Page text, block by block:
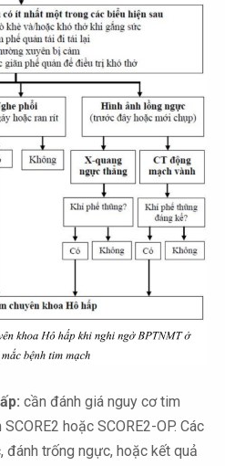
cần đánh giá nguy cơ tim
hoặc SCORE2-OP. Các
đánh trống ngực, hoặc kết quả